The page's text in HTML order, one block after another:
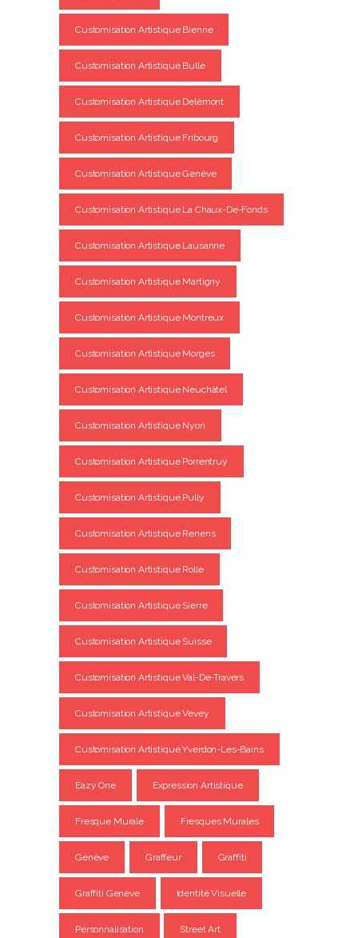
Customisation Artistique Bienne
Customisation Artistique Bulle
Customisation Artistique Delémont
Customisation Artistique Fribourg
Customisation Artistique Genève
Customisation Artistique La Chaux-De-Fonds
Customisation Artistique Lausanne
Customisation Artistique Martigny
Customisation Artistique Montreux
Customisation Artistique Morges
Customisation Artistique Neuchâtel
Customisation Artistique Nyon
Customisation Artistique Porrentruy
Customisation Artistique Pully
Customisation Artistique Renens
Customisation Artistique Rolle
Customisation Artistique Sierre
Customisation Artistique Suisse
Customisation Artistique Val-De-Travers
Customisation Artistique Vevey
Customisation Artistique Yverdon-Les-Bains
Eazy One Expression Artistique
Fresque Murale Fresques Murales
Genève Graffeur Graffiti
Graffiti Genève Identité Visuelle
Personnalisation Street Art